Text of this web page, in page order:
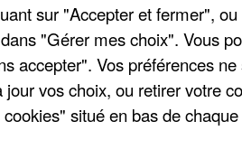
dans l'émission « Vivement
propositions qui lui avait été faite
sur "Accepter et fermer",
"Gérer mes choix". Vous
accepter". Vos préférences
vos choix, ou retirer votre
situé en bas de